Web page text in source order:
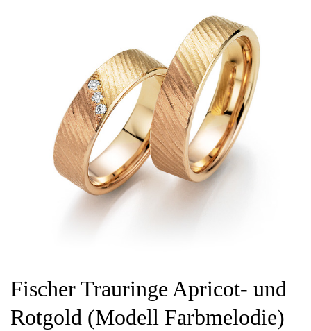
Fischer Trauringe Apricot- und
Rotgold (Modell Farbmelodie)